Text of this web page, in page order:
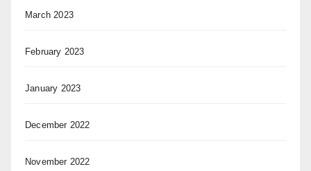
March 2023
February 2023
January 2023
December 2022
November 2022